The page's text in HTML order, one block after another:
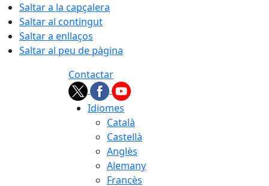
Saltar a la capçalera
Saltar al contingut
Saltar a enllaços
Saltar al peu de pàgina
Contactar
Idiomes
Català
Castellà
Anglès
Alemany
Francès